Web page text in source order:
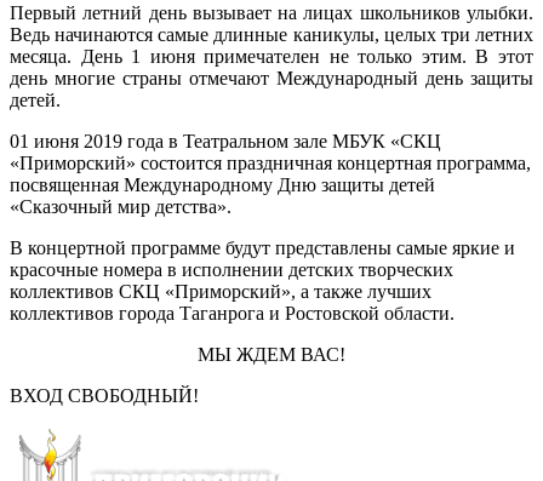
Первый летний день вызывает на лицах школьников улыбки.
Ведь начинаются самые длинные каникулы, целых три летних
месяца. День 1 июня примечателен не только этим. В этот
день многие страны отмечают Международный день защиты
детей.
01 июня 2019 года в Театральном зале МБУК «СКЦ
«Приморский» состоится праздничная концертная программа,
посвященная Международному Дню защиты детей
«Сказочный мир детства».
В концертной программе будут представлены самые яркие и
красочные номера в исполнении детских творческих
коллективов СКЦ «Приморский», а также лучших
коллективов города Таганрога и Ростовской области.
МЫ ЖДЕМ ВАС!
ВХОД СВОБОДНЫЙ!